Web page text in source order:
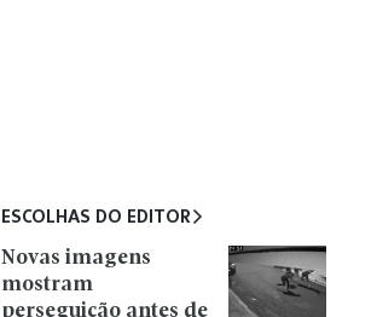
ESCOLHAS DO EDITOR
Novas imagens
mostram
perseguição antes de